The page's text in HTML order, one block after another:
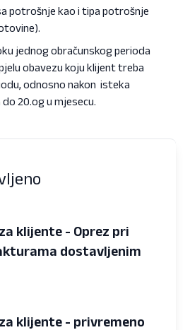
potrošnje kao i tipa potrošnje
jednog obračunskog perioda
obavezu koju klijent treba
odnosno nakon isteka
20.og u mjesecu.
klijente - Oprez pri
dostavljenim
klijente - privremeno